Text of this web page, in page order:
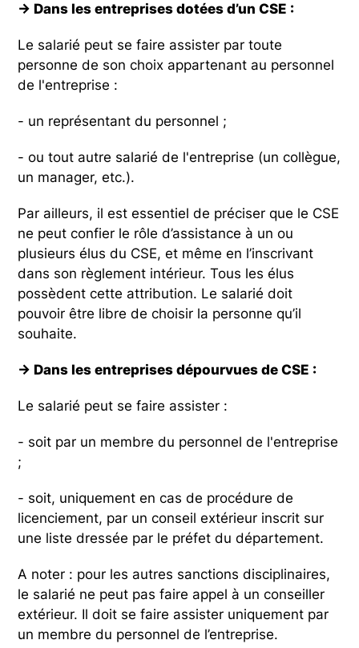
→ Dans les entreprises dotées d’un CSE :
Le salarié peut se faire assister par toute
personne de son choix appartenant au personnel
de l'entreprise :
- un représentant du personnel ;
- ou tout autre salarié de l'entreprise (un collègue,
un manager, etc.).
Par ailleurs, il est essentiel de préciser que le CSE
ne peut confier le rôle d’assistance à un ou
plusieurs élus du CSE, et même en l’inscrivant
dans son règlement intérieur. Tous les élus
possèdent cette attribution. Le salarié doit
pouvoir être libre de choisir la personne qu’il
souhaite.
→ Dans les entreprises dépourvues de CSE :
Le salarié peut se faire assister :
- soit par un membre du personnel de l'entreprise
;
- soit, uniquement en cas de procédure de
licenciement, par un conseil extérieur inscrit sur
une liste dressée par le préfet du département.
A noter : pour les autres sanctions disciplinaires,
le salarié ne peut pas faire appel à un conseiller
extérieur. Il doit se faire assister uniquement par
un membre du personnel de l’entreprise.